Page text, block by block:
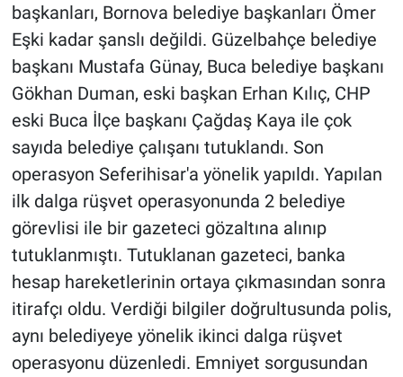
başkanları, Bornova belediye başkanları Ömer
Eşki kadar şanslı değildi. Güzelbahçe belediye
başkanı Mustafa Günay, Buca belediye başkanı
Gökhan Duman, eski başkan Erhan Kılıç, CHP
eski Buca İlçe başkanı Çağdaş Kaya ile çok
sayıda belediye çalışanı tutuklandı. Son
operasyon Seferihisar'a yönelik yapıldı. Yapılan
ilk dalga rüşvet operasyonunda 2 belediye
görevlisi ile bir gazeteci gözaltına alınıp
tutuklanmıştı. Tutuklanan gazeteci, banka
hesap hareketlerinin ortaya çıkmasından sonra
itirafçı oldu. Verdiği bilgiler doğrultusunda polis,
aynı belediyeye yönelik ikinci dalga rüşvet
operasyonu düzenledi. Emniyet sorgusundan